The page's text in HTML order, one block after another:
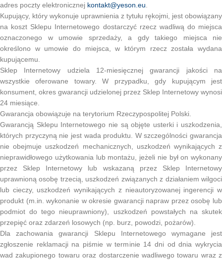
adres poczty elektronicznej kontakt@yeson.eu
Kupujący, który wykonuje uprawnienia z tytułu rękojmi, jest obowiązany
na koszt Sklepu Internetowego dostarczyć rzecz wadliwą do miejsca
oznaczonego w umowie sprzedaży, a gdy takiego miejsca nie
określono w umowie do miejsca, w którym rzecz została wydana
kupującemu.
Sklep Internetowy udziela 12-miesięcznej gwarancji jakości na
wszystkie oferowane towary. W przypadku, gdy kupującym jest
konsument, okres gwarancji udzielonej przez Sklep Internetowy wynosi
24 miesiące.
Gwarancja obowiązuje na terytorium Rzeczypospolitej Polski.
Gwarancją Sklepu Internetowego nie są objęte usterki i uszkodzenia,
których przyczyną nie jest wada produktu. W szczególności gwarancja
nie obejmuje uszkodzeń mechanicznych, uszkodzeń wynikających z
nieprawidłowego użytkowania lub montażu, jeżeli nie był on wykonany
przez Sklep Internetowy lub wskazaną przez Sklep Internetowy
uprawnioną osobę trzecią, uszkodzeń związanych z działaniem wilgoci
lub cieczy, uszkodzeń wynikających z nieautoryzowanej ingerencji w
produkt (m.in. wykonanie w okresie gwarancji napraw przez osobę lub
podmiot do tego nieuprawniony), uszkodzeń powstałych na skutek
przepięć oraz zdarzeń losowych (np. burz, powodzi, pożarów).
Dla zachowania gwarancji Sklepu Internetowego wymagane jest
zgłoszenie reklamacji na piśmie w terminie 14 dni od dnia wykrycia
wad zakupionego towaru oraz dostarczenie wadliwego towaru wraz z